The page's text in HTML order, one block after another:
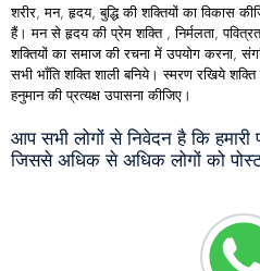
शरीर, मन, हृदय, बुद्धि की शक्तियों का विकास
हैं। मन से हृदय की प्रेम शक्ति , निर्मलता,
शक्तियों का समाज की रचना में उपयोग करना,
सभी भाँति शक्ति शाली बनिये। स्मरण रखिये
हनुमान की प्रत्यक्ष उपासना कीजिए।
आप सभी लोगों से निवेदन है कि
जिससे अधिक से अधिक लोगों को